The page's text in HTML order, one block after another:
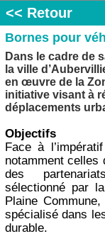
<< Retour
Bornes pour
Dans le cadre de
la ville
en œuvre de la
initiative visant à
déplacements
Objectifs
Face à
notamment celles
des
sélectionné par
Plaine
spécialisé dans
durable.